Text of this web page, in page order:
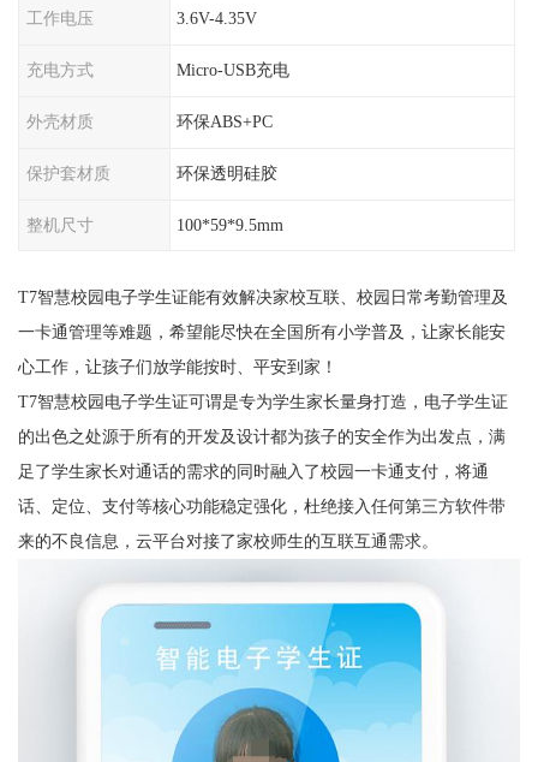
工作电压 3.6V-4.35V
充电方式 Micro-USB充电
外壳材质 环保ABS+PC
保护套材质 环保透明硅胶
整机尺寸 100*59*9.5mm
T7智慧校园电子学生证能有效解决家校互联、校园日常考勤管理及
一卡通管理等难题，希望能尽快在全国所有小学普及，让家长能安
心工作，让孩子们放学能按时、平安到家！
T7智慧校园电子学生证可谓是专为学生家长量身打造，电子学生证
的出色之处源于所有的开发及设计都为孩子的安全作为出发点，满
足了学生家长对通话的需求的同时融入了校园一卡通支付，将通
话、定位、支付等核心功能稳定强化，杜绝接入任何第三方软件带
来的不良信息，云平台对接了家校师生的互联互通需求。